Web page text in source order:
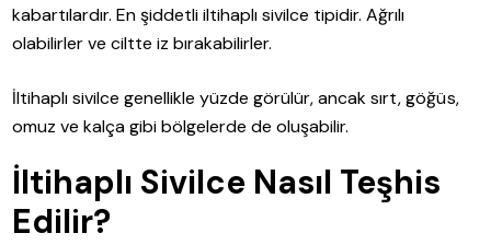
kabartılardır. En şiddetli iltihaplı sivilce tipidir. Ağrılı
olabilirler ve ciltte iz bırakabilirler.
İltihaplı sivilce genellikle yüzde görülür, ancak sırt, göğüs,
omuz ve kalça gibi bölgelerde de oluşabilir.
İltihaplı Sivilce Nasıl Teşhis
Edilir?